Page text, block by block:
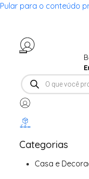
Pular para o conteúdo
Pesquisar
produtos
Categorias
Casa e